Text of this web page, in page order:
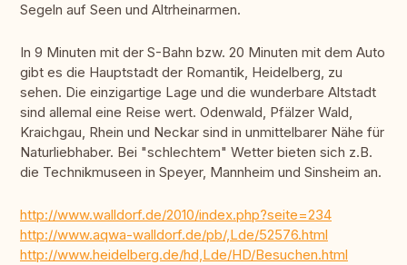
Segeln auf Seen und Altrheinarmen.
In 9 Minuten mit der S-Bahn bzw. 20 Minuten mit dem Auto
gibt es die Hauptstadt der Romantik, Heidelberg, zu
sehen. Die einzigartige Lage und die wunderbare Altstadt
sind allemal eine Reise wert. Odenwald, Pfälzer Wald,
Kraichgau, Rhein und Neckar sind in unmittelbarer Nähe für
Naturliebhaber. Bei "schlechtem" Wetter bieten sich z.B.
die Technikmuseen in Speyer, Mannheim und Sinsheim an.
http://www.walldorf.de/2010/index.php?seite=234
http://www.aqwa-walldorf.de/pb/,Lde/52576.html
http://www.heidelberg.de/hd,Lde/HD/Besuchen.html